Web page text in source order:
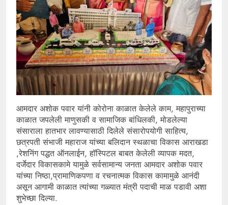
आमदार अशोक पवार यांनी कोरोना काळात केलेले काम, महापुराच्या
काळात जपलेली माणुसकी व सामाजिक बांधिलकी, मोडलेल्या
संसाराला हातभार लावण्यासाठी दिलेले संसारोपयोगी साहित्य,
छत्रपती संभाजी महाराज यांच्या बलिदान स्थळाचा विकास आराखडा
,रेशनिंग पद्धत ऑनलाईन, हॉस्पिटल बाबत केलेली व्यापक मदत,
दर्जेदार विकासकामे यामुळे सर्वसामान्य जनता आमदार अशोक पवार
यांच्या निष्ठा,प्रामाणिकपणा व रचनात्मक विकास कामामुळे आनंदी
असून आगामी काळात त्यांच्या गळ्यात मंत्री पदाची माळ पडावी अशा
शुभेच्छा दिल्या.